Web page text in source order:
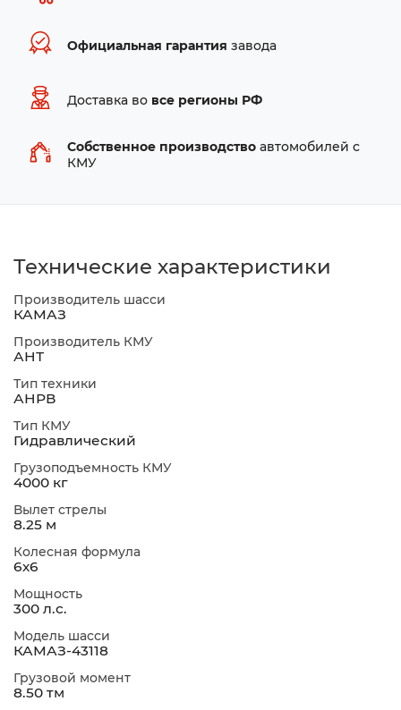
Официальная гарантия завода
Доставка во все регионы РФ
Собственное производство автомобилей с
КМУ
Технические характеристики
Производитель шасси
КАМАЗ
Производитель КМУ
АНТ
Тип техники
АНРВ
Тип КМУ
Гидравлический
Грузоподъемность КМУ
4000 кг
Вылет стрелы
8.25 м
Колесная формула
6х6
Мощность
300 л.с.
Модель шасси
КАМАЗ-43118
Грузовой момент
8.50 тм